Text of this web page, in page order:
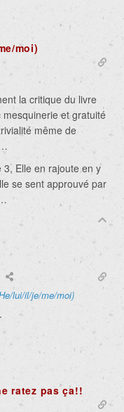
moi)
la critique du livre
mesquinerie et gratuité
même de
Elle en rajoute en y
se sent approuvé par
lui/il/je/me/moi)
ratez pas ça!!